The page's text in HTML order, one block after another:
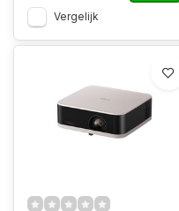
Vergelijk